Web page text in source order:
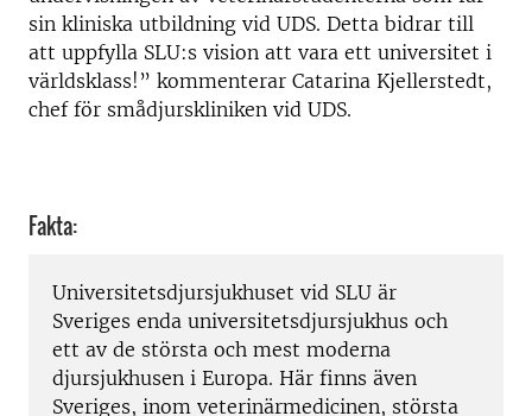
sin kliniska utbildning vid UDS. Detta bidrar till
att uppfylla SLU:s vision att vara ett universitet i
världsklass!” kommenterar Catarina Kjellerstedt,
chef för smådjurskliniken vid UDS.
Fakta:
Universitetsdjursjukhuset vid SLU är
Sveriges enda universitetsdjursjukhus och
ett av de största och mest moderna
djursjukhusen i Europa. Här finns även
Sveriges, inom veterinärmedicinen, största